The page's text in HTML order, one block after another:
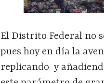
El Distrito Federal no
pues hoy en día la
replicando y